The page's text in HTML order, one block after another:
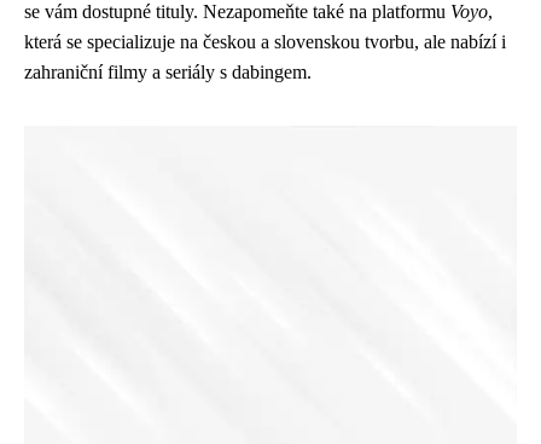
se vám dostupné tituly. Nezapomeňte také na platformu Voyo,
která se specializuje na českou a slovenskou tvorbu, ale nabízí i
zahraniční filmy a seriály s dabingem.